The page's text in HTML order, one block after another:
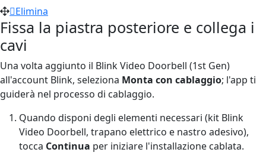
Elimina
Fissa la piastra posteriore e collega i
cavi
Una volta aggiunto il Blink Video Doorbell (1st Gen)
all'account Blink, seleziona Monta con cablaggio; l'app ti
guiderà nel processo di cablaggio.
Quando disponi degli elementi necessari (kit Blink
Video Doorbell, trapano elettrico e nastro adesivo),
tocca Continua per iniziare l'installazione cablata.